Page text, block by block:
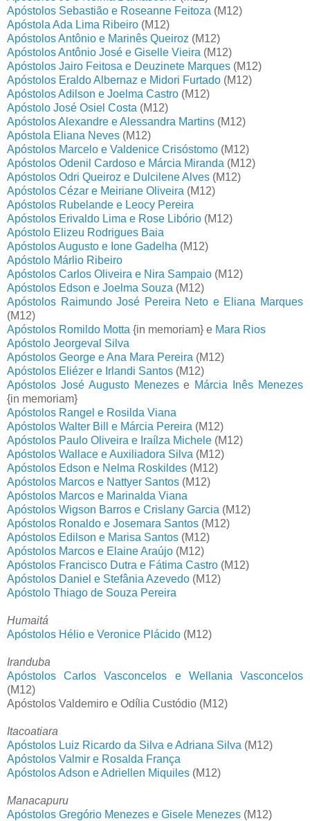
Apóstolos Sebastião e Roseanne Feitoza (M12)
Apóstola Ada Lima Ribeiro (M12)
Apóstolos Antônio e Marinês Queiroz (M12)
Apóstolos Antônio José e Giselle Vieira (M12)
Apóstolos Jairo Feitosa e Deuzinete Marques (M12)
Apóstolos Eraldo Albernaz e Midori Furtado (M12)
Apóstolos Adilson e Joelma Castro (M12)
Apóstolo José Osiel Costa (M12)
Apóstolos Alexandre e Alessandra Martins (M12)
Apóstola Eliana Neves (M12)
Apóstolos Marcelo e Valdenice Crisóstomo (M12)
Apóstolos Odenil Cardoso e Márcia Miranda (M12)
Apóstolos Odri Queiroz e Dulcilene Alves (M12)
Apóstolos Cézar e Meiriane Oliveira (M12)
Apóstolos Rubelande e Leocy Pereira
Apóstolos Erivaldo Lima e Rose Libório (M12)
Apóstolo Elizeu Rodrigues Baia
Apóstolos Augusto e Ione Gadelha (M12)
Apóstolo Márlio Ribeiro
Apóstolos Carlos Oliveira e Nira Sampaio (M12)
Apóstolos Edson e Joelma Souza (M12)
Apóstolos Raimundo José Pereira Neto e Eliana Marques
(M12)
Apóstolos Romildo Motta {in memoriam} e Mara Rios
Apóstolo Jeorgeval Silva
Apóstolos George e Ana Mara Pereira (M12)
Apóstolos Eliézer e Irlandi Santos (M12)
Apóstolos José Augusto Menezese Márcia Inês Menezes
{in memoriam}
Apóstolos Rangel e Rosilda Viana
Apóstolos Walter Bill e Márcia Pereira (M12)
Apóstolos Paulo Oliveira e Iraílza Michele (M12)
Apóstolos Wallace e Auxiliadora Silva (M12)
Apóstolos Edson e Nelma Roskildes (M12)
Apóstolos Marcos e Nattyer Santos (M12)
Apóstolos Marcos e Marinalda Viana
Apóstolos Wigson Barros e Crislany Garcia (M12)
Apóstolos Ronaldo e Josemara Santos (M12)
Apóstolos Edilson e Marisa Santos (M12)
Apóstolos Marcos e Elaine Araújo (M12)
Apóstolos Francisco Dutra e Fátima Castro (M12)
Apóstolos Daniel e Stefânia Azevedo (M12)
Apóstolo Thiago de Souza Pereira
Humaitá
Apóstolos Hélio e Veronice Plácido (M12)
Iranduba
Apóstolos Carlos Vasconcelos e Wellania Vasconcelos
(M12)
Apóstolos Valdemiro e Odília Custódio (M12)
Itacoatiara
Apóstolos Luiz Ricardo da Silva e Adriana Silva (M12)
Apóstolos Valmir e Rosalda França
Apóstolos Adson e Adriellen Miquiles (M12)
Manacapuru
Apóstolos Gregório Menezes e Gisele Menezes (M12)